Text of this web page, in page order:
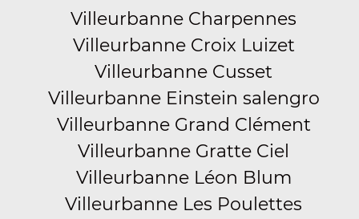
Villeurbanne Charpennes
Villeurbanne Croix Luizet
Villeurbanne Cusset
Villeurbanne Einstein salengro
Villeurbanne Grand Clément
Villeurbanne Gratte Ciel
Villeurbanne Léon Blum
Villeurbanne Les Poulettes